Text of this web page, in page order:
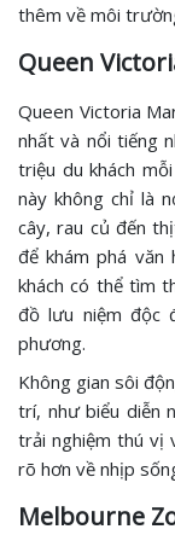
thêm về môi
Queen
Queen Victoria
nhất và nổi tiếng
triệu du khách
này không chỉ là
cây, rau củ đến
để khám phá văn
khách có thể tìm
đồ lưu niệm độc
phương.
Không gian sôi
trí, như biểu diễn
trải nghiệm thú vị
rõ hơn về nhịp
Melbourne